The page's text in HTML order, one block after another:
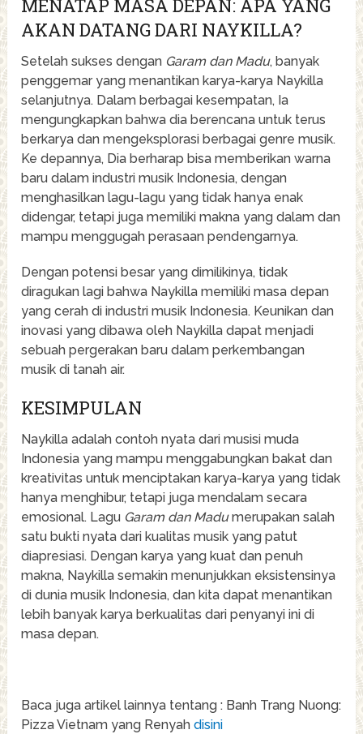
MENATAP MASA DEPAN: APA YANG
AKAN DATANG DARI NAYKILLA?
Setelah sukses dengan Garam dan Madu, banyak
penggemar yang menantikan karya-karya Naykilla
selanjutnya. Dalam berbagai kesempatan, Ia
mengungkapkan bahwa dia berencana untuk terus
berkarya dan mengeksplorasi berbagai genre musik.
Ke depannya, Dia berharap bisa memberikan warna
baru dalam industri musik Indonesia, dengan
menghasilkan lagu-lagu yang tidak hanya enak
didengar, tetapi juga memiliki makna yang dalam dan
mampu menggugah perasaan pendengarnya.
Dengan potensi besar yang dimilikinya, tidak
diragukan lagi bahwa Naykilla memiliki masa depan
yang cerah di industri musik Indonesia. Keunikan dan
inovasi yang dibawa oleh Naykilla dapat menjadi
sebuah pergerakan baru dalam perkembangan
musik di tanah air.
KESIMPULAN
Naykilla adalah contoh nyata dari musisi muda
Indonesia yang mampu menggabungkan bakat dan
kreativitas untuk menciptakan karya-karya yang tidak
hanya menghibur, tetapi juga mendalam secara
emosional. Lagu Garam dan Madumerupakan salah
satu bukti nyata dari kualitas musik yang patut
diapresiasi. Dengan karya yang kuat dan penuh
makna, Naykilla semakin menunjukkan eksistensinya
di dunia musik Indonesia, dan kita dapat menantikan
lebih banyak karya berkualitas dari penyanyi ini di
masa depan.
Baca juga artikel lainnya tentang : Banh Trang Nuong:
Pizza Vietnam yang Renyahdisini